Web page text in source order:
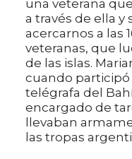
una veterana
a través de ella
acercarnos a las
veteranas, que
de las islas.
cuando
telégrafa del
encargado de
llevaban
las tropas